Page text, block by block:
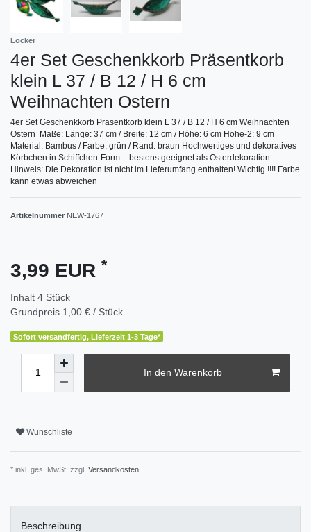
Locker
4er Set Geschenkkorb Präsentkorb
klein L 37 / B 12 / H 6 cm
Weihnachten Ostern
4er Set Geschenkkorb Präsentkorb klein L 37 / B 12 / H 6 cm Weihnachten
Ostern Maße: Länge: 37 cm / Breite: 12 cm / Höhe: 6 cm Höhe-2: 9 cm
Material: Bambus / Farbe: grün / Rand: braun Hochwertiges und dekoratives
Körbchen in Schiffchen-Form – bestens geeignet als Osterdekoration
Hinweis: Die Dekoration ist nicht im Lieferumfang enthalten! Wichtig !!!! Farbe
kann etwas abweichen
Artikelnummer NEW-1767
3,99 EUR *
Inhalt 4 Stück
Grundpreis 1,00 € / Stück
Sofort versandfertig, Lieferzeit 1-3 Tage*
In den Warenkorb
Wunschliste
* inkl. ges. MwSt. zzgl. Versandkosten
Beschreibung